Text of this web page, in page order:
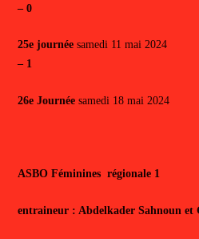
– 0
25e journéesamedi 11 mai
– 1
26e Journéesamedi 18 mai
ASBO Féminines régionale 1
entraineur : Abdelkader Sahnoun et